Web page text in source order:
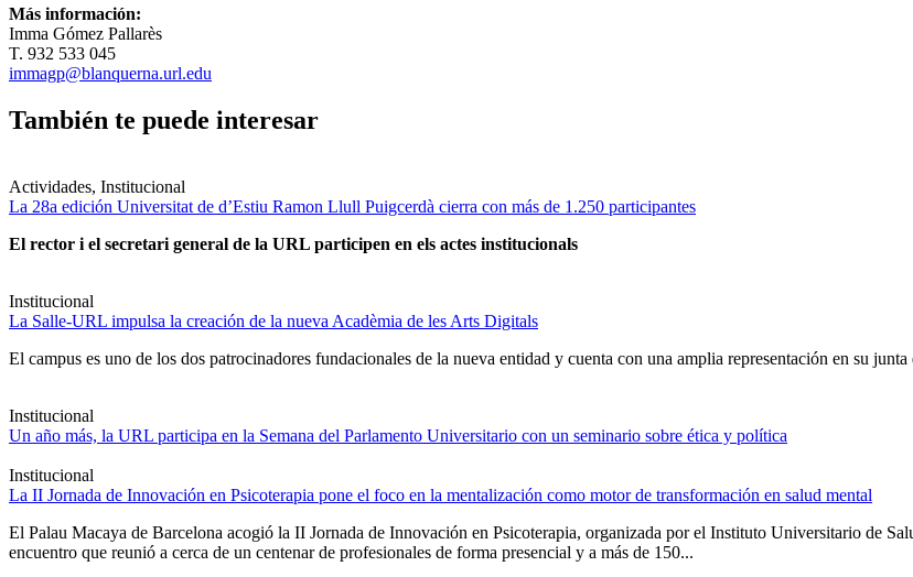
Más información:
Imma Gómez Pallarès
T. 932 533 045
immagp@blanquerna.url.edu
También te puede interesar
Actividades, Institucional
La 28a edición Universitat de d’Estiu Ramon Llull Puigcerdà cierra con más de 1.250 participantes
El rector i el secretari general de la URL participen en els actes institucionals
Institucional
La Salle-URL impulsa la creación de la nueva Acadèmia de les Arts Digitals
El campus es uno de los dos patrocinadores fundacionales de la nueva entidad y cuenta con una amplia representación en su junta
Institucional
Un año más, la URL participa en la Semana del Parlamento Universitario con un seminario sobre ética y política
Institucional
La II Jornada de Innovación en Psicoterapia pone el foco en la mentalización como motor de transformación en salud mental
El Palau Macaya de Barcelona acogió la II Jornada de Innovación en Psicoterapia, organizada por el Instituto Universitario
encuentro que reunió a cerca de un centenar de profesionales de forma presencial y a más de 150...